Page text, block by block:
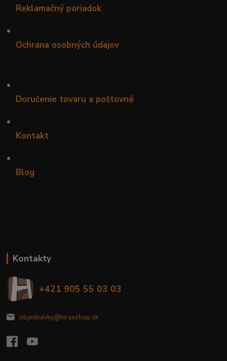
Reklamačný poriadok
•
Ochrana osobných údajov
•
Doručenie tovaru a poštovné
•
Kontakt
•
Blog
Kontakty
+421 905 55 03 03
objednavky@hiraxshop.sk